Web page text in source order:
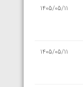
1405/05/11
1405/05/11